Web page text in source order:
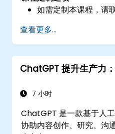
如需定制本课程，请
查看更多...
ChatGPT 提升生产力
7 小时
ChatGPT 是一款基于人
协助内容创作、研究、沟